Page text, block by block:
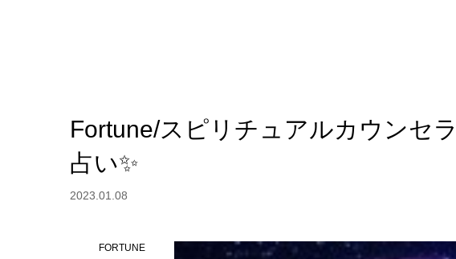
Fortune/スピリチュアルカウンセ
占い✨
2023.01.08
FORTUNE